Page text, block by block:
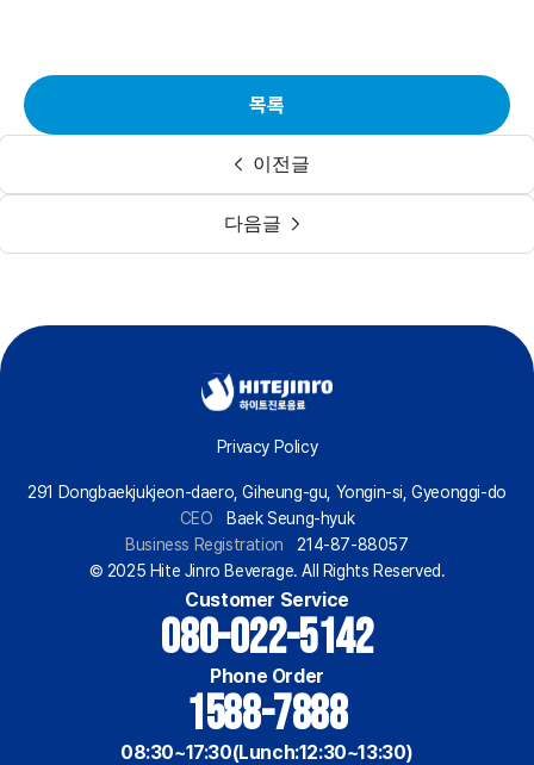
이전글
목록
다음글
Privacy Policy
291 Dongbaekjukjeon-daero, Giheung-gu, Yongin-si, Gyeonggi-do
CEO
Baek Seung-hyuk
Business Registration
214-87-88057
© 2025 Hite Jinro Beverage. All Rights Reserved.
Customer Service
080-022-5142
Phone Order
1588-7888
08:30~17:30(Lunch:12:30~13:30)